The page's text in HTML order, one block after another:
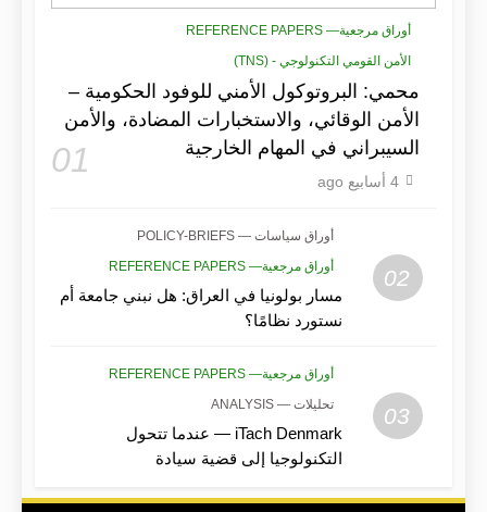
أوراق مرجعية— REFERENCE PAPERS
الأمن القومي التكنولوجي - (TNS)
محمي: البروتوكول الأمني للوفود الحكومية –
الأمن الوقائي، والاستخبارات المضادة، والأمن
السيبراني في المهام الخارجية
01
4 أسابيع ago
02
أوراق سياسات — POLICY-BRIEFS
أوراق مرجعية— REFERENCE PAPERS
مسار بولونيا في العراق: هل نبني جامعة أم
نستورد نظامًا؟
03
أوراق مرجعية— REFERENCE PAPERS
تحليلات — ANALYSIS
iTach Denmark — عندما تتحول
التكنولوجيا إلى قضية سيادة